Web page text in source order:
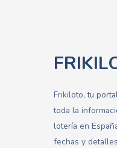
Frikiloto, tu
toda la
lotería en
fechas y